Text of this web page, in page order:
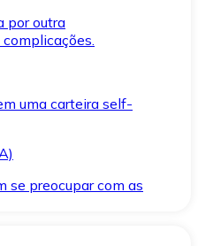
por outra
uma carteira self-
se preocupar com as